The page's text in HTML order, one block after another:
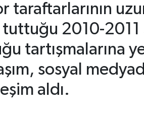
taraftarlarının
2010-2011
tartışmalarına
sosyal
aldı.